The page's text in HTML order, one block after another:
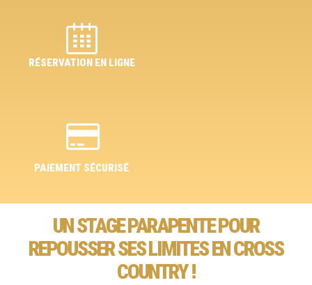
RÉSERVATION EN LIGNE
PAIEMENT SÉCURISÉ
UN STAGE PARAPENTE POUR
REPOUSSER SES LIMITES EN CROSS
COUNTRY !